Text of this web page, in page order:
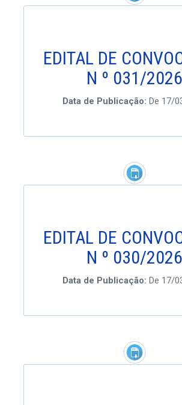
EDITAL DE
N º 031/2026
Data de Publicação: De 17/
EDITAL DE
N º 030/2026
Data de Publicação: De 17/